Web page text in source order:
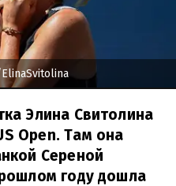
Элина Свитолина
Open. Там она
Сереной
году дошла